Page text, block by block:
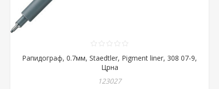
Рапидограф, 0.7мм, Staedtler, Pigment liner, 308 07-9,
Црна
123027